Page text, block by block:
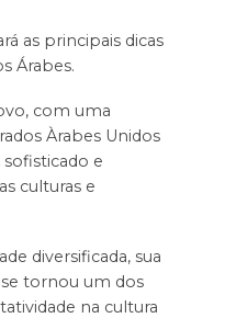
as principais dicas
Árabes.
com uma
Àrabes Unidos
e
culturas e
diversificada, sua
tornou um dos
na cultura